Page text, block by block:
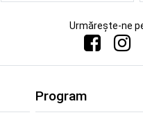
Urmărește-ne
Program